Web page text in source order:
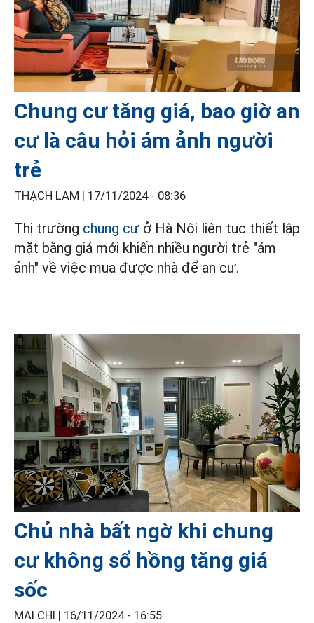
Chung cư tăng giá, bao giờ an
cư là câu hỏi ám ảnh người
trẻ
THẠCH LAM | 17/11/2024 - 08:36
Thị trường chung cư ở Hà Nội liên tục thiết lập
mặt bằng giá mới khiến nhiều người trẻ "ám
ảnh" về việc mua được nhà để an cư.
Chủ nhà bất ngờ khi chung
cư không sổ hồng tăng giá
sốc
MAI CHI | 16/11/2024 - 16:55